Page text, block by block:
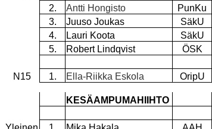
2.
Antti Hongisto PunKu
3.
Juuso Joukas SäkU
4.
Lauri Koota SäkU
5.
Robert Lindqvist ÖSK
N15 1. Ella-Riikka Eskola OripU
KESÄAMPUMAHIIHTO